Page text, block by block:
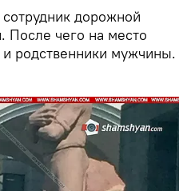
дорожной
После чего на место
родственники мужчины.